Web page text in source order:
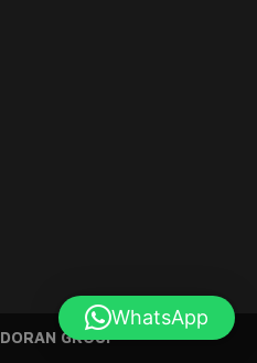
DORAN GROUP
WhatsApp